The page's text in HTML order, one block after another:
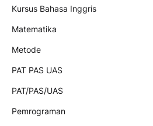
Kursus Bahasa Inggris
Matematika
Metode
PAT PAS UAS
PAT/PAS/UAS
Pemrograman